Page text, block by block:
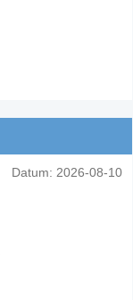
Datum: 2026-08-10